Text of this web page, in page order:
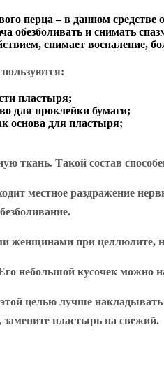
перца – в данном
обезболивать и снимать
снимает воспаление,
пластыря;
для проклейки бумаги;
основа для пластыря;
ткань. Такой состав
местное раздражение
женщинами при целлюлите,
небольшой кусочек можно
целью лучше накладывать
пластырь на свежий.